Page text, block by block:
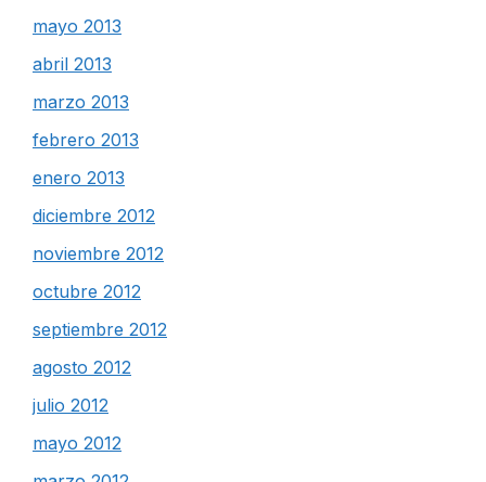
mayo 2013
abril 2013
marzo 2013
febrero 2013
enero 2013
diciembre 2012
noviembre 2012
octubre 2012
septiembre 2012
agosto 2012
julio 2012
mayo 2012